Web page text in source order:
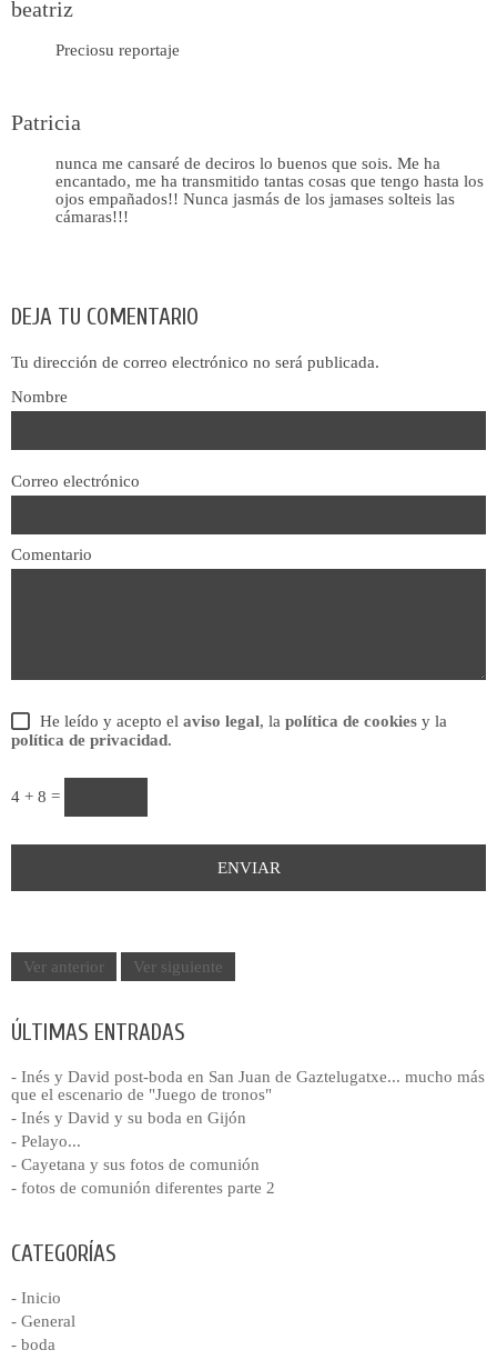
beatriz
Preciosu reportaje
Patricia
nunca me cansaré de deciros lo buenos que sois. Me ha
encantado, me ha transmitido tantas cosas que tengo hasta los
ojos empañados!! Nunca jasmás de los jamases solteis las
cámaras!!!
DEJA TU COMENTARIO
Tu dirección de correo electrónico no será publicada.
Nombre
Correo electrónico
Comentario
He leído y acepto el aviso legal, la política de cookies y la
política de privacidad.
4 + 8 =
Ver anterior Ver siguiente
ÚLTIMAS ENTRADAS
- Inés y David post-boda en San Juan de Gaztelugatxe... mucho más
que el escenario de "Juego de tronos"
- Inés y David y su boda en Gijón
- Pelayo...
- Cayetana y sus fotos de comunión
- fotos de comunión diferentes parte 2
CATEGORÍAS
- Inicio
- General
- boda